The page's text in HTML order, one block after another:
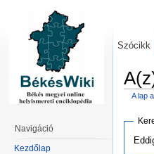
A lap
Szócikk
Navigáció
Kezdőlap